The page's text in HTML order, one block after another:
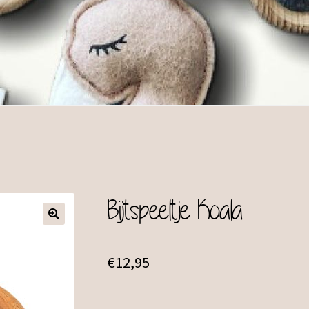
Bijtspeeltje Koala
€12,95